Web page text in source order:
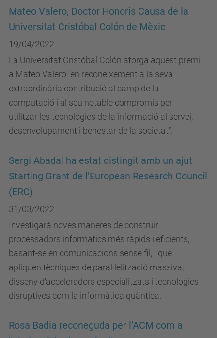
Mateo Valero, Doctor Honoris Causa de la
Universitat Cristóbal Colón de Mèxic
19/04/2022
La Universitat Cristóbal Colón atorga aquest premi
a Mateo Valero “en reconeixement a la seva
extraordinària contribució al camp de la
computació i al seu notable compromís per
utilitzar les tecnologies de la informació al servei,
desenvolupament i benestar de la societat”.
Sergi Abadal ha estat distingit amb un ajut
Starting Grant de l’European Research Council
(ERC)
31/03/2022
Investigarà noves maneres de construir
processadors informàtics més ràpids i eficients,
basant-se en comunicacions sense fil, i que
apliquen tècniques de paral·lelització massiva,
disseny d'acceleradors especialitzats i tecnologies
disruptives com la informàtica quàntica.
Rosa Badia reconeguda per l’ACM com a